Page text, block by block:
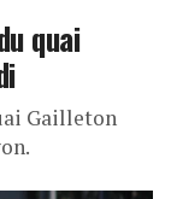
quai
Gailleton